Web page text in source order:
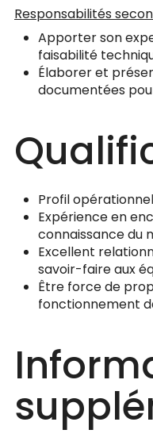
Responsabilités
Apporter son
faisabilité
Élaborer et
documentées
Profil
Expérience en
connaissance du
Excellent
savoir-faire aux
Être force de
fonctionnement